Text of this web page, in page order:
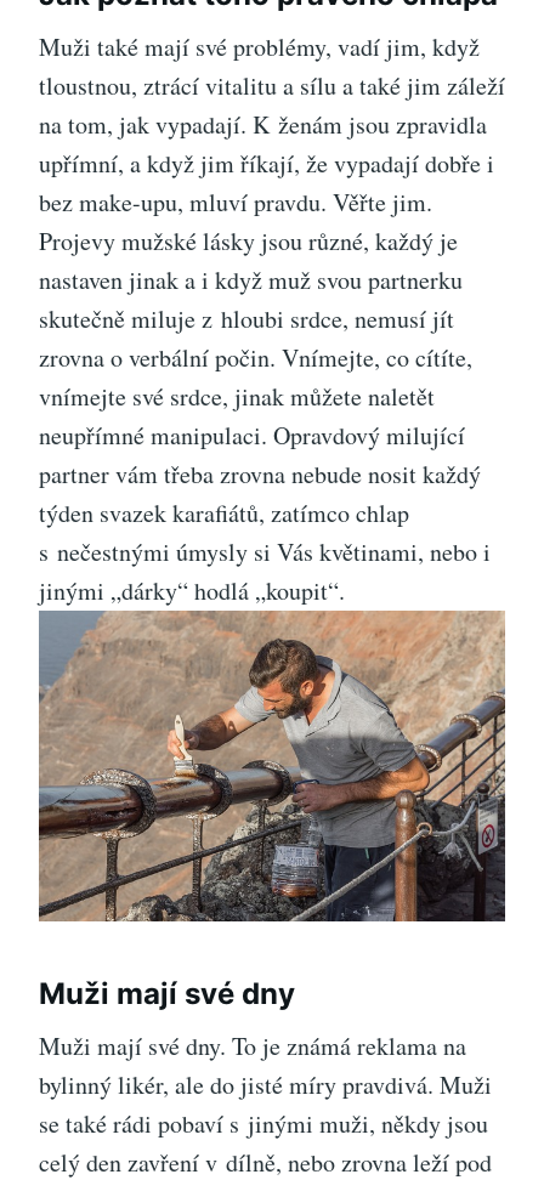
Muži také mají své problémy, vadí jim, když
tloustnou, ztrácí vitalitu a sílu a také jim záleží
na tom, jak vypadají. K ženám jsou zpravidla
upřímní, a když jim říkají, že vypadají dobře i
bez make-upu, mluví pravdu. Věřte jim.
Projevy mužské lásky jsou různé, každý je
nastaven jinak a i když muž svou partnerku
skutečně miluje z hloubi srdce, nemusí jít
zrovna o verbální počin. Vnímejte, co cítíte,
vnímejte své srdce, jinak můžete naletět
neupřímné manipulaci. Opravdový milující
partner vám třeba zrovna nebude nosit každý
týden svazek karafiátů, zatímco chlap
s nečestnými úmysly si Vás květinami, nebo i
jinými „dárky“ hodlá „koupit“.
Muži mají své dny
Muži mají své dny. To je známá reklama na
bylinný likér, ale do jisté míry pravdivá. Muži
se také rádi pobaví s jinými muži, někdy jsou
celý den zavření v dílně, nebo zrovna leží pod